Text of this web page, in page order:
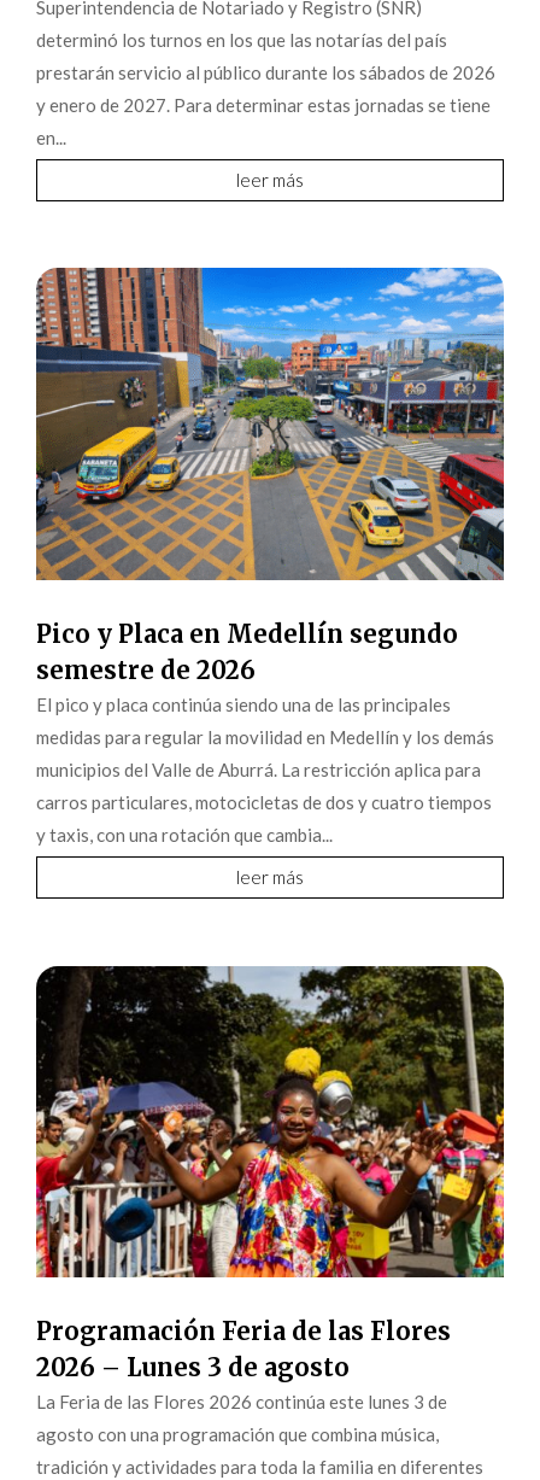
Superintendencia de Notariado y Registro (SNR)
determinó los turnos en los que las notarías del país
prestarán servicio al público durante los sábados de 2026
y enero de 2027. Para determinar estas jornadas se tiene
en...
leer más
Pico y Placa en Medellín segundo
semestre de 2026
El pico y placa continúa siendo una de las principales
medidas para regular la movilidad en Medellín y los demás
municipios del Valle de Aburrá. La restricción aplica para
carros particulares, motocicletas de dos y cuatro tiempos
y taxis, con una rotación que cambia...
leer más
Programación Feria de las Flores
2026 – Lunes 3 de agosto
La Feria de las Flores 2026 continúa este lunes 3 de
agosto con una programación que combina música,
tradición y actividades para toda la familia en diferentes